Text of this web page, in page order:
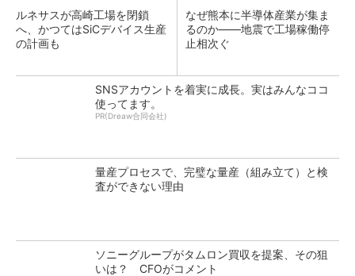
ルネサスが高崎工場を閉鎖
へ、かつてはSiCデバイス生産
の計画も
なぜ熊本に半導体産業が集ま
るのか――地震で工場稼働停
止相次ぐ
SNSアカウントを着実に成長。実はみんなココ
使ってます。
PR(Dreaw合同会社)
量産プロセスで、完璧な量産（組み立て）と検
査ができない理由
ソニーグループがタムロン買収を提案、その狙
いは？ CFOがコメント